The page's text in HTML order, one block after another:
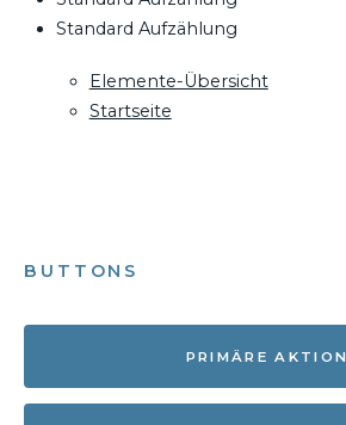
Standard Aufzählung
Elemente-Übersicht
Startseite
BUTTONS
PRIMÄRE AKTION